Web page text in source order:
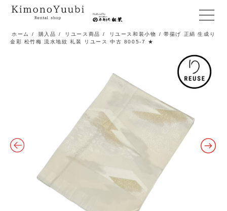
メ
ニ
ー
開
閉
ホーム / 購入品 / リユース商品 / リユース和装小物
/ 帯揚げ 正絹 生成り
金彩 松竹梅 流水地紋 礼装 リユース 中古 8005-7 ★